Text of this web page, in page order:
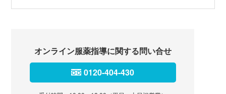
オンライン服薬指導に関する問い合せ
0120-404-430